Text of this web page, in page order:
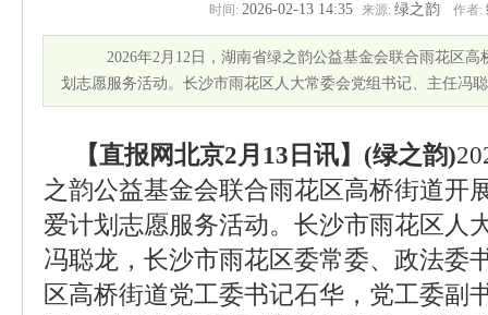
时间: 2026-02-13 14:35 来源: 绿之韵 作者:
2026年2月12日，湖南省绿之韵公益基金会联合雨花区高
划志愿服务活动。长沙市雨花区人大常委会党组书记、主任冯
【直报网北京2月13日讯】(绿之韵)
之韵公益基金会联合雨花区高桥街道开
爱计划志愿服务活动。长沙市雨花区人
冯聪龙，长沙市雨花区委常委、政法委
区高桥街道党工委书记石华，党工委副